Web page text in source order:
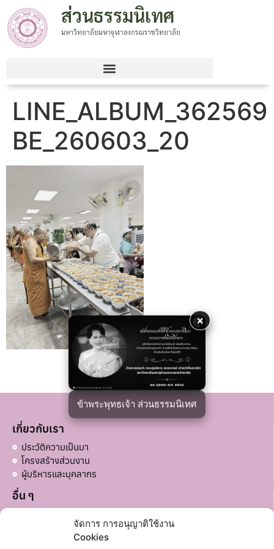
จัดการ การอนุญาติใช้งาน
Cookies
×
ข้าพระพุทธเจ้า ส่วนธรรมนิเทศ
ส่วนธรรมนิเทศ
มหาวิทยาลัยมหาจุฬาลงกรณราชวิทยาลัย
LINE_ALBUM_362569
BE_260603_20
เกี่ยวกับเรา
ประวัติความเป็นมา
โครงสร้างส่วนงาน
ผู้บริหารและบุคลากร
อื่น ๆ
ลิงก์ที่เกี่ยวข้อง